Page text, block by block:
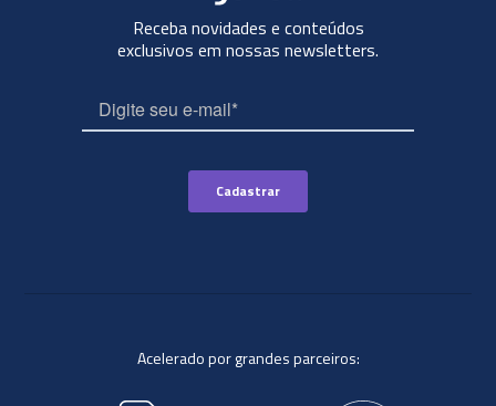
Receba novidades e conteúdos
exclusivos em nossas newsletters.
Acelerado por grandes parceiros: